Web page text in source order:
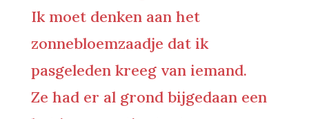
Ik moet denken aan het
zonnebloemzaadje dat ik
pasgeleden kreeg van iemand.
Ze had er al grond bijgedaan een